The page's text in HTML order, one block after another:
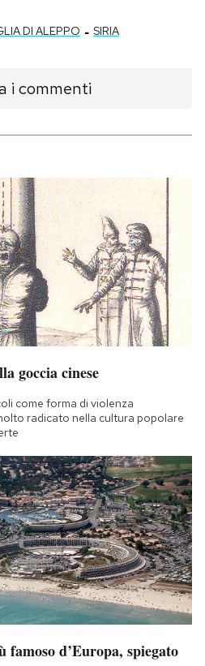
DI ALEPPO - SIRIA
i commenti
goccia cinese
come forma di violenza
radicato nella cultura popolare
d’Europa, spiegato